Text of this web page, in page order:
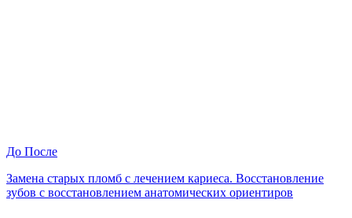
До После
Замена старых пломб с лечением кариеса. Восстановление
зубов с восстановлением анатомических ориентиров